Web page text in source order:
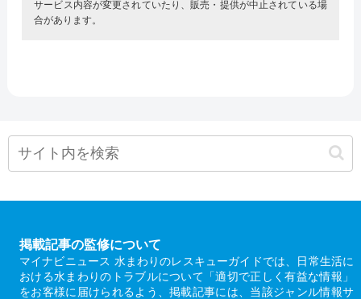
サービス内容が変更されていたり、販売・提供が中止されている場
合があります。
掲載記事の監修について
マイナビニュース 水まわりのレスキューガイドでは、日常生活に
おける水まわりのトラブルについて「適切で正しく有益な情報」
をお客様に届けられるよう、掲載記事には、当該ジャンル情報サ